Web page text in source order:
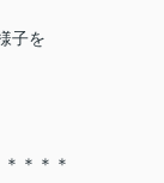
子を
＊＊＊